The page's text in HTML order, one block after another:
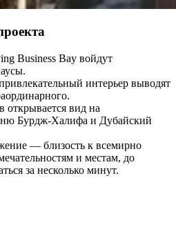
Business Bay войдут
интерьер выводят
открывается вид на
Бурдж-Халифа и Дубайский
— близость к всемирно
и местам, до
за несколько минут.